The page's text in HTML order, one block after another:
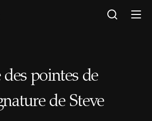
pointes de
de Steve